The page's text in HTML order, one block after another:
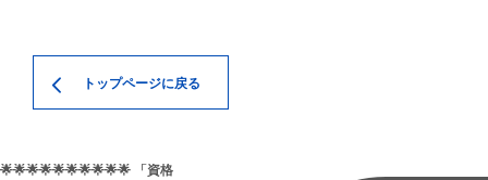
トップページに戻る
🌟🌟🌟🌟🌟🌟🌟🌟🌟🌟 「資格